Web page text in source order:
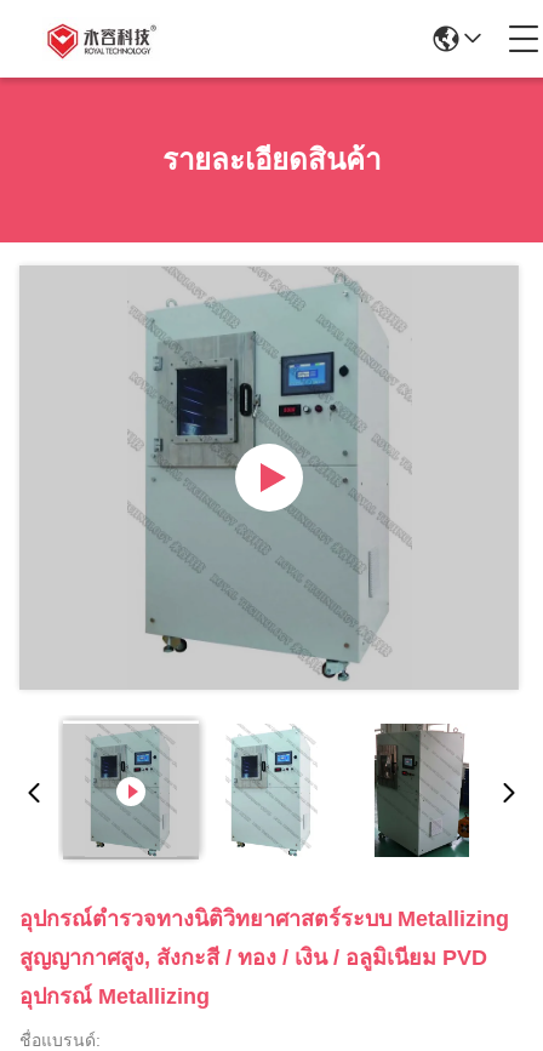
รายละเอียดสินค้า
อุปกรณ์ตำรวจทางนิติวิทยาศาสตร์ระบบ Metallizing
สูญญากาศสูง, สังกะสี / ทอง / เงิน / อลูมิเนียม PVD
อุปกรณ์ Metallizing
ชื่อแบรนด์: